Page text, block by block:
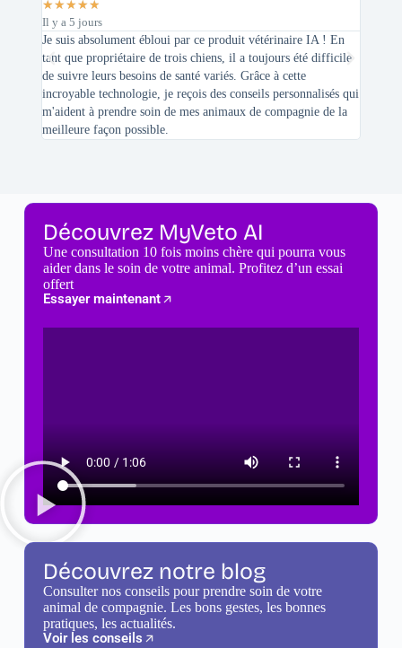
★★★★★
Il y a 5 jours
Je suis absolument ébloui par ce produit vétérinaire IA ! En
tant que propriétaire de trois chiens, il a toujours été difficile
de suivre leurs besoins de santé variés. Grâce à cette
incroyable technologie, je reçois des conseils personnalisés qui
m'aident à prendre soin de mes animaux de compagnie de la
meilleure façon possible.
Découvrez MyVeto AI
Une consultation 10 fois moins chère qui pourra vous
aider dans le soin de votre animal. Profitez d’un essai
offert
Essayer maintenant
Découvrez notre blog
Consulter nos conseils pour prendre soin de votre
animal de compagnie. Les bons gestes, les bonnes
pratiques, les actualités.
Voir les conseils